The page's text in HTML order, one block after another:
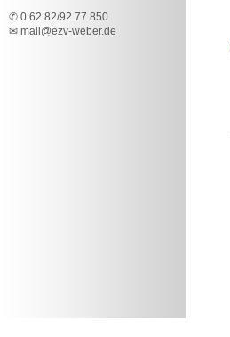
✆ 0 62 82/92 77 850
✉ mail@ezv-weber.de